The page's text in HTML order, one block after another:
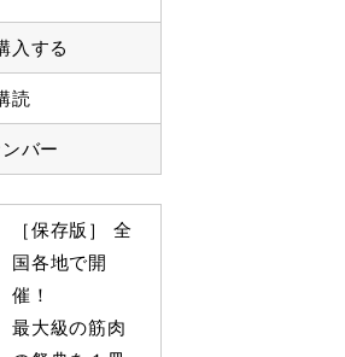
入する
読
バー
［保存版］ 全
国各地で開
催！
最大級の筋肉